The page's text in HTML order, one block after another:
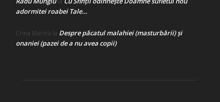
adormitei roabei Tale…
Crina Marina la Despre păcatul malahiei (masturbării) şi
onaniei (pazei de a nu avea copii)